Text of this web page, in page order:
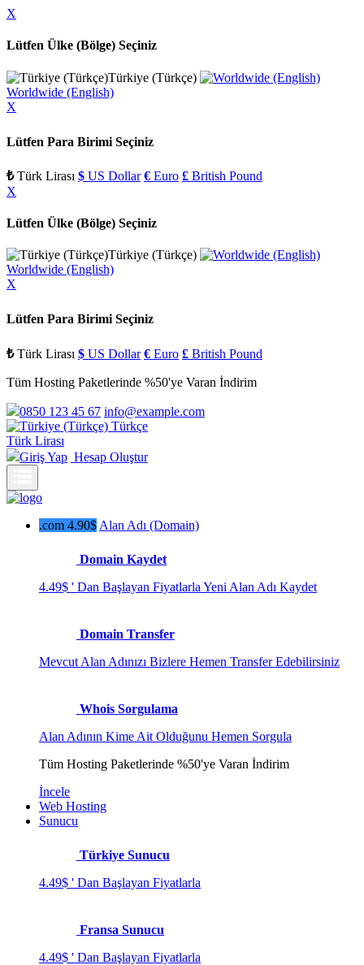
X
Lütfen Ülke (Bölge) Seçiniz
Türkiye (Türkçe)
Worldwide (English)
X
Lütfen Para Birimi Seçiniz
₺Türk Lirası $ US Dollar € Euro £ British Pound
X
Lütfen Ülke (Bölge) Seçiniz
Türkiye (Türkçe)
Worldwide (English)
X
Lütfen Para Birimi Seçiniz
₺Türk Lirası $ US Dollar € Euro £ British Pound
Tüm Hosting Paketlerinde %50'ye Varan İndirim
0850 123 45 67 info@example.com
Türkçe
Türk Lirası
Giriş Yap Hesap Oluştur
.com 4.90$ Alan Adı (Domain)
Domain Kaydet
4.49$ ' Dan Başlayan Fiyatlarla Yeni Alan Adı Kaydet
Domain Transfer
Mevcut Alan Adınızı Bizlere Hemen Transfer Edebilirsiniz
Whois Sorgulama
Alan Adının Kime Ait Olduğunu Hemen Sorgula
Tüm Hosting Paketlerinde %50'ye Varan İndirim
İncele
Web Hosting
Sunucu
Türkiye Sunucu
4.49$ ' Dan Başlayan Fiyatlarla
Fransa Sunucu
4.49$ ' Dan Başlayan Fiyatlarla